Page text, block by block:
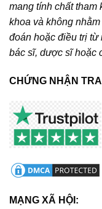
mang tính chất tham
khoa và không
đoán hoặc điều trị
bác sĩ, dược sĩ hoặc
CHỨNG NHẬN
MẠNG XÃ HỘI: